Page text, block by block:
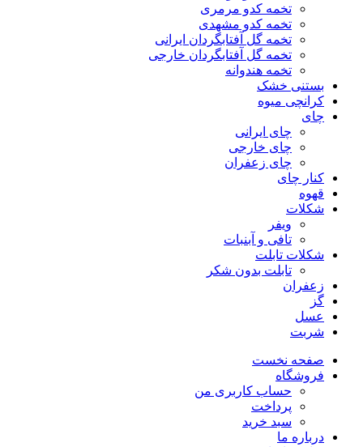
تخمه کدو مرمری
تخمه کدو مشهدی
تخمه گل آفتابگردان ایرانی
تخمه گل آفتابگردان خارجی
تخمه هندوانه
بستنی خشک
کرانچی میوه
چای
چای ایرانی
چای خارجی
چای زعفران
کنار چای
قهوه
شکلات
ویفر
تافی و آبنبات
شکلات تابلت
تابلت بدون شکر
زعفران
گز
عسل
شربت
صفحه نخست
فروشگاه
حساب کاربری من
پرداخت
سبد خرید
درباره ما